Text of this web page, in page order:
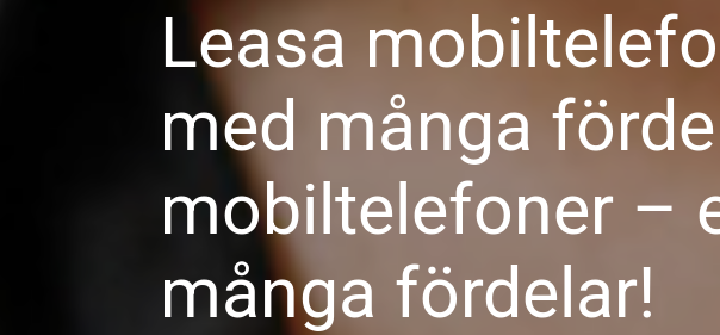
Leasa
med många
mobiltelefoner –
många fördelar!